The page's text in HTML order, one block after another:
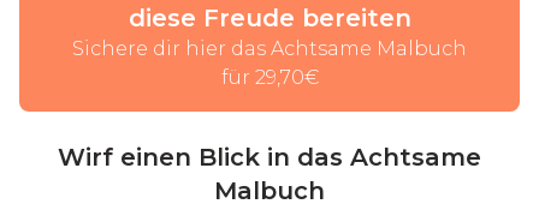
diese Freude bereiten
Sichere dir hier das Achtsame Malbuch
für 29,70€
Wirf einen Blick in das Achtsame
Malbuch